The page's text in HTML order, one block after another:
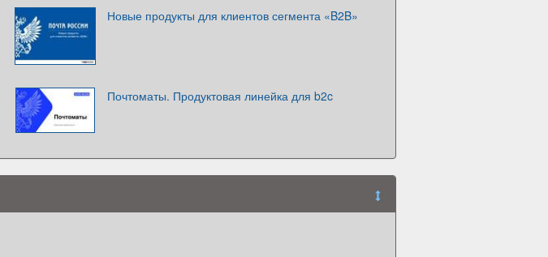
Новые продукты для клиентов сегмента «B2B»
Почтоматы. Продуктовая линейка для b2c